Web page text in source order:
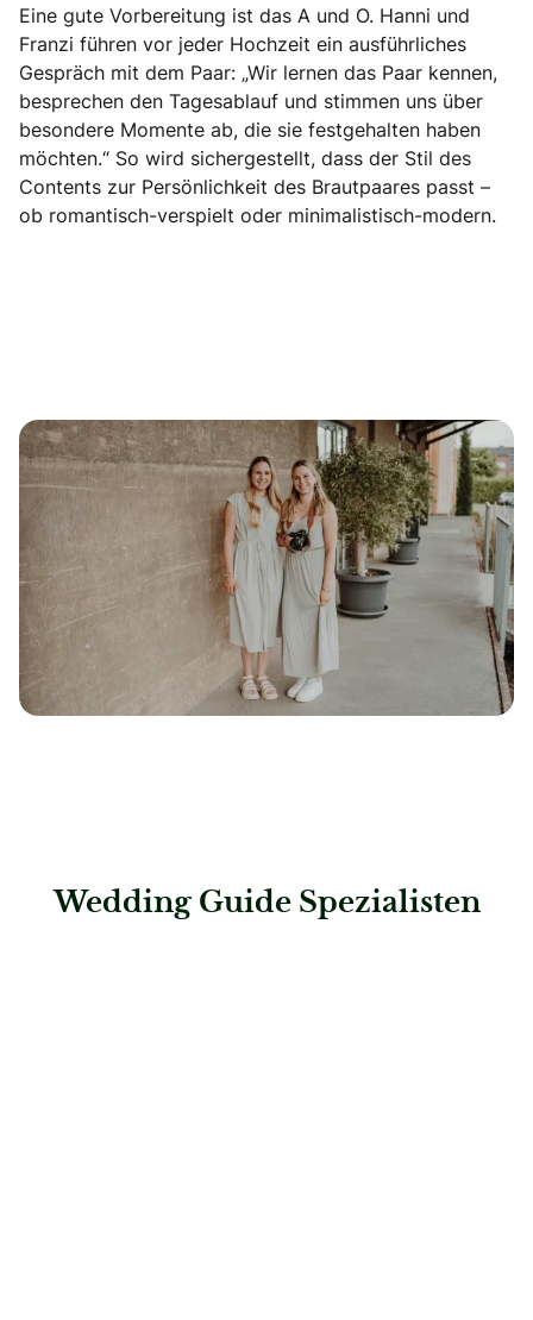
Eine gute Vorbereitung ist das A und O. Hanni und
Franzi führen vor jeder Hochzeit ein ausführliches
Gespräch mit dem Paar: „Wir lernen das Paar kennen,
besprechen den Tagesablauf und stimmen uns über
besondere Momente ab, die sie festgehalten haben
möchten.“ So wird sichergestellt, dass der Stil des
Contents zur Persönlichkeit des Brautpaares passt –
ob romantisch-verspielt oder minimalistisch-modern.
Wedding Guide Spezialisten